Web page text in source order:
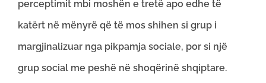
perceptimit mbi moshën e tretë apo edhe të
katërt në mënyrë që të mos shihen si grup i
margjinalizuar nga pikpamja sociale, por si një
grup social me peshë në shoqërinë shqiptare.